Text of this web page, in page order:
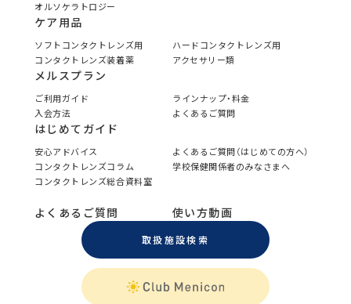
オルソケラトロジー
ケア用品
ソフトコンタクトレンズ用
ハードコンタクトレンズ用
コンタクトレンズ装着薬
アクセサリー類
メルスプラン
ご利用ガイド
ラインナップ・料金
入会方法
よくあるご質問
はじめてガイド
安心アドバイス
よくあるご質問（はじめての方へ）
コンタクトレンズコラム
学校保健関係者のみなさまへ
コンタクトレンズ総合資料室
よくあるご質問 使い方動画
取扱施設検索